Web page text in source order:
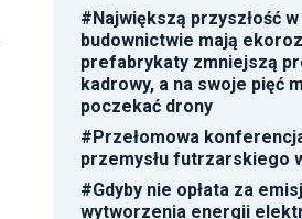
#Największą przyszłość w
budownictwie mają
prefabrykaty zmniejszą
kadrowy, a na swoje pięć
poczekać drony
#Przełomowa
przemysłu futrzarskiego
#Gdyby nie opłata za
wytworzenia energii